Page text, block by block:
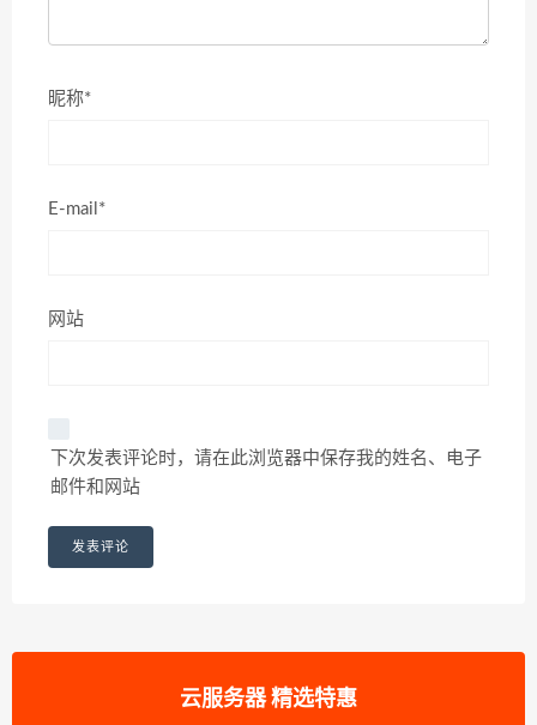
昵称*
E-mail*
网站
下次发表评论时，请在此浏览器中保存我的姓名、电子
邮件和网站
云服务器 精选特惠